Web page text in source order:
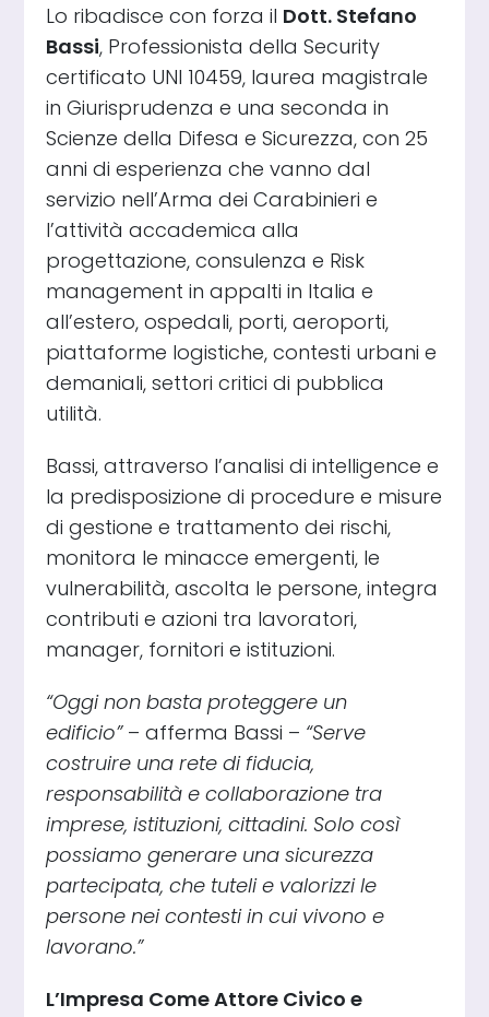
Lo ribadisce con forza il Dott. Stefano
Bassi, Professionista della Security
certificato UNI 10459, laurea magistrale
in Giurisprudenza e una seconda in
Scienze della Difesa e Sicurezza, con 25
anni di esperienza che vanno dal
servizio nell’Arma dei Carabinieri e
l’attività accademica alla
progettazione, consulenza e Risk
management in appalti in Italia e
all’estero, ospedali, porti, aeroporti,
piattaforme logistiche, contesti urbani e
demaniali, settori critici di pubblica
utilità.
Bassi, attraverso l’analisi di intelligence e
la predisposizione di procedure e misure
di gestione e trattamento dei rischi,
monitora le minacce emergenti, le
vulnerabilità, ascolta le persone, integra
contributi e azioni tra lavoratori,
manager, fornitori e istituzioni.
“Oggi non basta proteggere un
edificio” – afferma Bassi – “Serve
costruire una rete di fiducia,
responsabilità e collaborazione tra
imprese, istituzioni, cittadini. Solo così
possiamo generare una sicurezza
partecipata, che tuteli e valorizzi le
persone nei contesti in cui vivono e
lavorano.”
L’Impresa Come Attore Civico e